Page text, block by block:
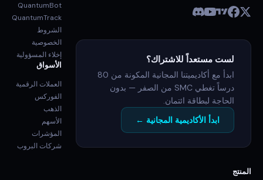
لست مستعداً للاشتراك؟
ابدأ مع أكاديميتنا المجانية المكونة من 80
درساً تغطي SMC من الصفر — بدون
الحاجة لبطاقة ائتمان.
ابدأ الأكاديمية المجانية ←
المنتج
QuantumBot
QuantumTrack
الشروط
الخصوصية
إخلاء المسؤولية
الأسواق
العملات الرقمية
الفوركس
الذهب
الأسهم
المؤشرات
شركات البروب